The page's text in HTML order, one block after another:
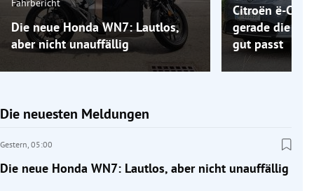
Fahrbericht
Die neue Honda WN7: Lautlos,
aber nicht unauffällig
Citroën ë-C5
gerade die
gut passt
Die neuesten Meldungen
Gestern, 05:00
Die neue Honda WN7: Lautlos, aber nicht unauffällig